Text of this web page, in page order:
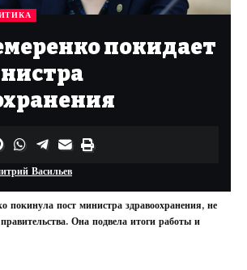
покидает
Васильев
покинула пост министра здравоохранения, не
Она подвела итоги работы и